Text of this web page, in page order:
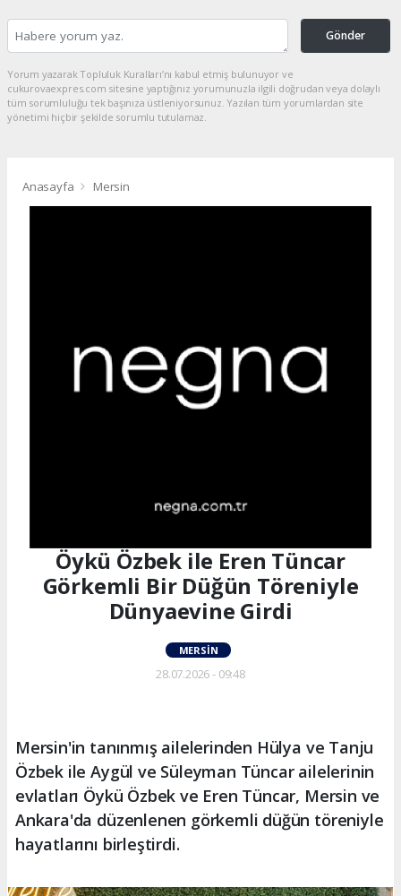
Gönder
Yorum yazarak Topluluk Kuralları’nı kabul etmiş bulunuyor ve
cukurovaexpres.com sitesine yaptığınız yorumunuzla ilgili doğrudan veya dolaylı
tüm sorumluluğu tek başınıza üstleniyorsunuz. Yazılan tüm yorumlardan site
yönetimi hiçbir şekilde sorumlu tutulamaz.
Anasayfa Mersin
Öykü Özbek ile Eren Tüncar
Görkemli Bir Düğün Töreniyle
Dünyaevine Girdi
MERSIN
28.07.2026 - 09:48
Mersin'in tanınmış ailelerinden Hülya ve Tanju
Özbek ile Aygül ve Süleyman Tüncar ailelerinin
evlatları Öykü Özbek ve Eren Tüncar, Mersin ve
Ankara'da düzenlenen görkemli düğün töreniyle
hayatlarını birleştirdi.